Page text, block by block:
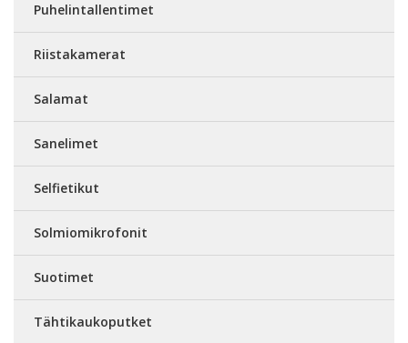
Puhelintallentimet
Riistakamerat
Salamat
Sanelimet
Selfietikut
Solmiomikrofonit
Suotimet
Tähtikaukoputket